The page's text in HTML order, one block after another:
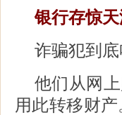
银行存惊
诈骗犯到底
他们从网
用此转移财